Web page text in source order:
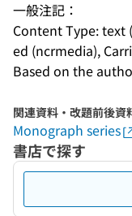
一般注記：
Content Type: text
ed (ncrmedia),
Based on the
関連資料・改題前後資
Monograph series
書店で探す